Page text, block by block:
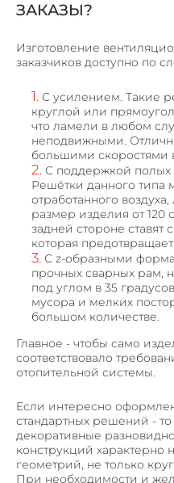
ЗАКАЗЫ?
Изготовление
заказчиков доступно по
С усилением. Такие
круглой или
что ламели в любом
неподвижными.
большими скоростями
С поддержкой полых
Решётки данного типа
отработанного
размер изделия от 120
задней стороне
которая
С z-образными
прочных сварных рам,
под углом в 35
мусора и мелких
большом количестве.
Главное - чтобы само
соответствовало
отопительной системы.
Если интересно
стандартных решений -
декоративные
конструкций характерно
геометрий, не только
При необходимости и